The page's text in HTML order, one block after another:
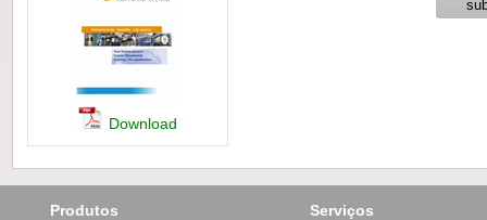
Download
Produtos Serviços